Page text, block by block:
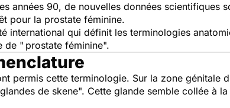
années 90, de nouvelles données scientifiques
pour la prostate féminine.
international qui définit les terminologies
de " prostate féminine".
permis cette terminologie. Sur la zone génitale
de skene". Cette glande semble collée à